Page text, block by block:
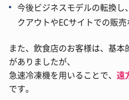
今後ビジネスモデルの転換し
クアウトやECサイトでの販売
また、飲食店のお客様は、基
がありましたが、
急速冷凍機を用いることで、 遠
です。